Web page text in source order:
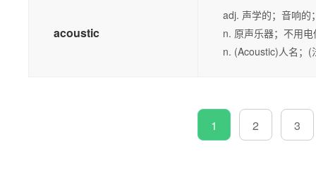
acoustic
adj. 声学的；音响的
n. 原声乐器；不用
n. (Acoustic)人名；(
1 2 3